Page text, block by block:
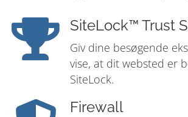
SiteLock™ Trust
Giv dine besøgende
vise, at dit websted er
SiteLock.
Firewall